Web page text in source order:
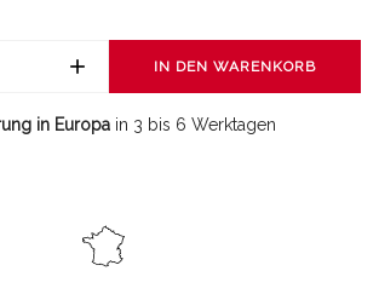
IN DEN WARENKORB
in Europa in 3 bis 6 Werktagen